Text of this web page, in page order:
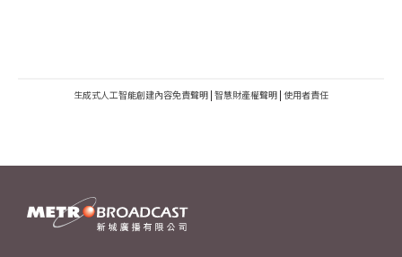
生成式人工智能創建內容免責聲明 | 智慧財產權聲明 | 使用者責任